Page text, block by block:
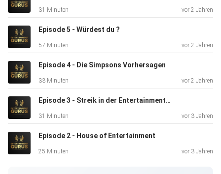
31 Minuten vor 2 Jahren
Episode 5 - Würdest du ?
57 Minuten vor 2 Jahren
Episode 4 - Die Simpsons Vorhersagen
33 Minuten vor 2 Jahren
Episode 3 - Streik in der Entertainmentwelt
31 Minuten vor 3 Jahren
Episode 2 - House of Entertainment
25 Minuten vor 3 Jahren